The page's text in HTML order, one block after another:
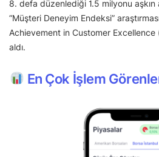
8. defa düzenlediği 1.5 milyonu aşkın
“Müşteri Deneyim Endeksi”
Achievement in Customer Excellence
aldı.
En Çok İşlem